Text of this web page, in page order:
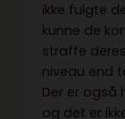
ikke fulgte
kunne de
straffe
niveau end
Der er også
og det er